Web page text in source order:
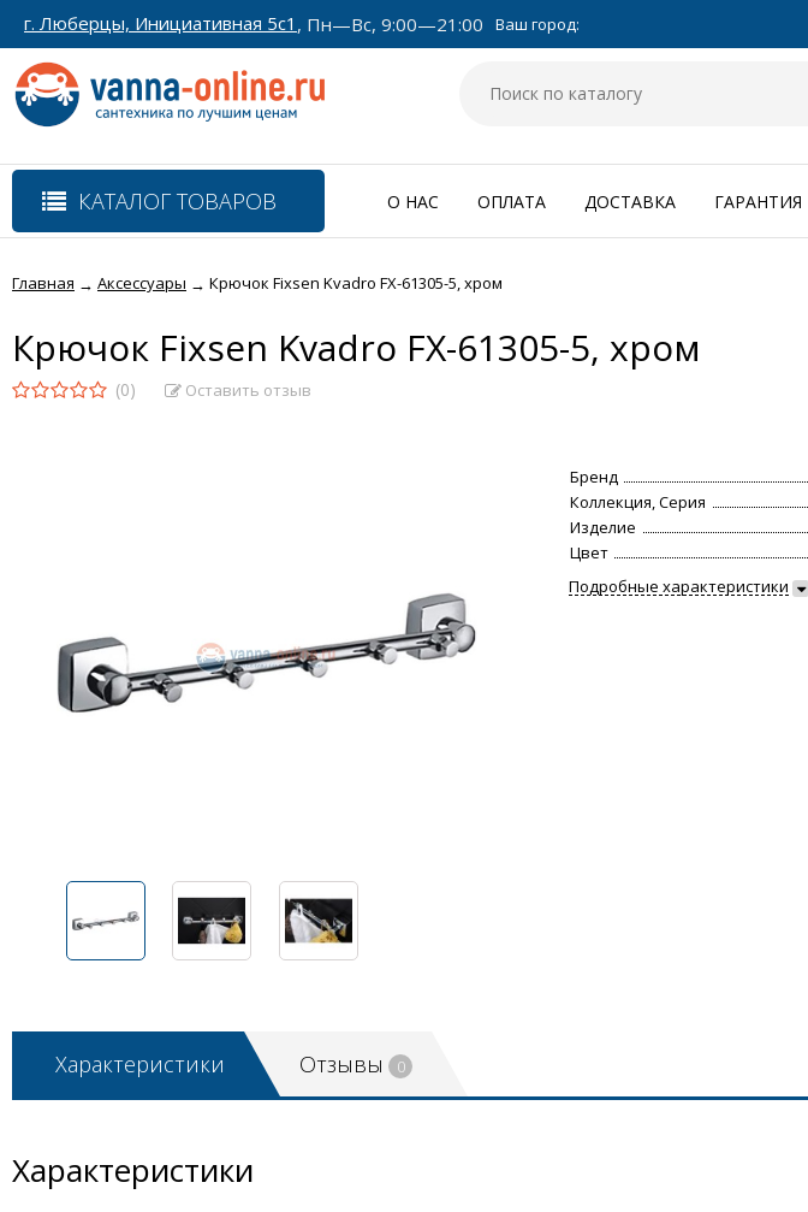
г. Люберцы, Инициативная 5с1 , Пн—Вс, 9:00—21:00 Ваш город:
КАТАЛОГ ТОВАРОВ О НАС ОПЛАТА ДОСТАВКА ГАРАНТИЯ
Главная → Аксессуары → Крючок Fixsen Kvadro FX-61305-5, хром
Крючок Fixsen Kvadro FX-61305-5, хром
(0) Оставить отзыв
Бренд
Коллекция, Серия
Изделие
Цвет
Подробные характеристики
Характеристики Отзывы 0
Характеристики